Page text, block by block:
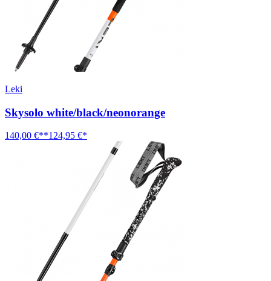
Leki
Skysolo white/black/neonorange
140,00 €**124,95 €*